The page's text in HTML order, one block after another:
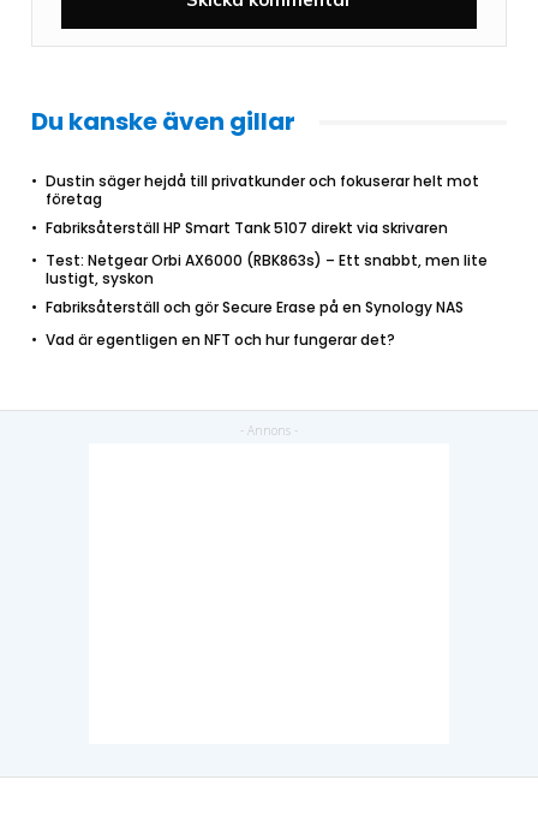
Du kanske även gillar
Dustin säger hejdå till privatkunder och fokuserar helt mot
företag
Fabriksåterställ HP Smart Tank 5107 direkt via skrivaren
Test: Netgear Orbi AX6000 (RBK863s) – Ett snabbt, men lite
lustigt, syskon
Fabriksåterställ och gör Secure Erase på en Synology NAS
Vad är egentligen en NFT och hur fungerar det?